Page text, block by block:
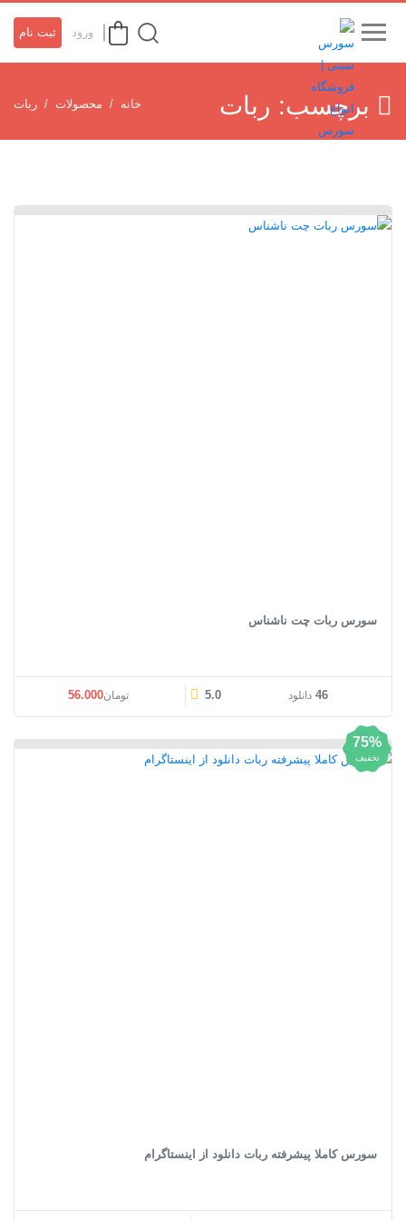
ورود ثبت نام
برچسب: ربات خانه محصولات ربات
سورس ربات چت ناشناس
46 دانلود 5.0 تومان56.000
75%
تخفیف
سورس کاملا پیشرفته ربات دانلود از اینستاگرام